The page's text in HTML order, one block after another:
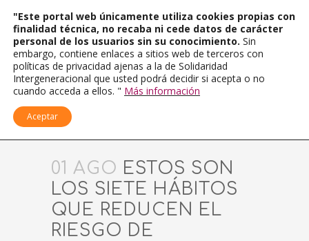
01 AGO ESTOS SON
LOS SIETE HÁBITOS
QUE REDUCEN EL
RIESGO DE
"Este portal web únicamente utiliza cookies propias con
finalidad técnica, no recaba ni cede datos de carácter
personal de los usuarios sin su conocimiento. Sin
embargo, contiene enlaces a sitios web de terceros con
políticas de privacidad ajenas a la de Solidaridad
Intergeneracional que usted podrá decidir si acepta o no
cuando acceda a ellos. " Más información
Aceptar